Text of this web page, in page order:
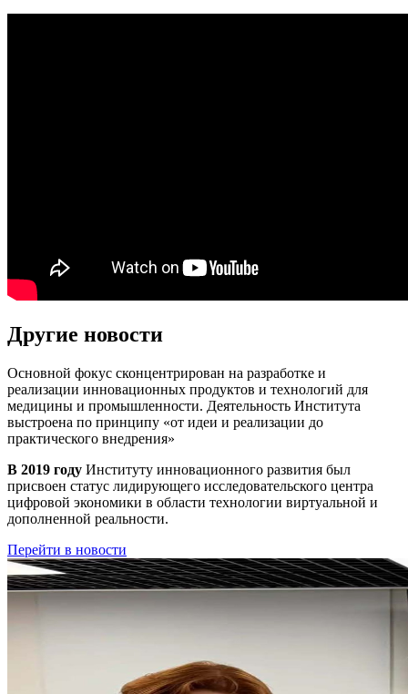
Другие новости
Основной фокус сконцентрирован на разработке и
реализации инновационных продуктов и технологий для
медицины и промышленности. Деятельность Института
выстроена по принципу «от идеи и реализации до
практического внедрения»
В 2019 году Институту инновационного развития был
присвоен статус лидирующего исследовательского центра
цифровой экономики в области технологии виртуальной и
дополненной реальности.
Перейти в новости